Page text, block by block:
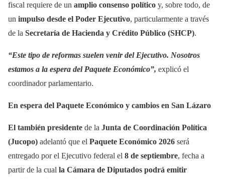
fiscal requiere de un amplio consenso político y, sobre todo, de
un impulso desde el Poder Ejecutivo, particularmente a través
de la Secretaría de Hacienda y Crédito Público (SHCP).
“Este tipo de reformas suelen venir del Ejecutivo. Nosotros
estamos a la espera del Paquete Económico”, explicó el
coordinador parlamentario.
En espera del Paquete Económico y cambios en San Lázaro
El también presidente de la Junta de Coordinación Política
(Jucopo) adelantó que el Paquete Económico 2026 será
entregado por el Ejecutivo federal el 8 de septiembre, fecha a
partir de la cual la Cámara de Diputados podrá emitir